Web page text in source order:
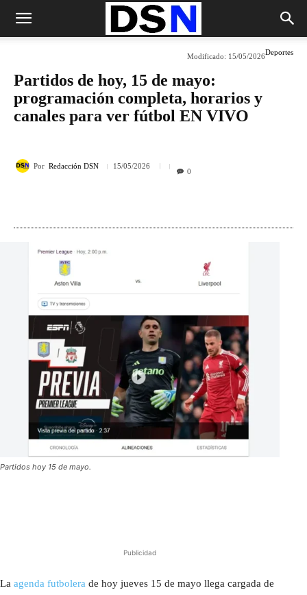
Deportes
Modificado: 15/05/2026
Partidos de hoy, 15 de mayo:
programación completa, horarios y
canales para ver fútbol EN VIVO
Por Redacción DSN 15/05/2026
0
Partidos hoy 15 de mayo.
Publicidad
La agenda futbolera de hoy jueves 15 de mayo llega cargada de